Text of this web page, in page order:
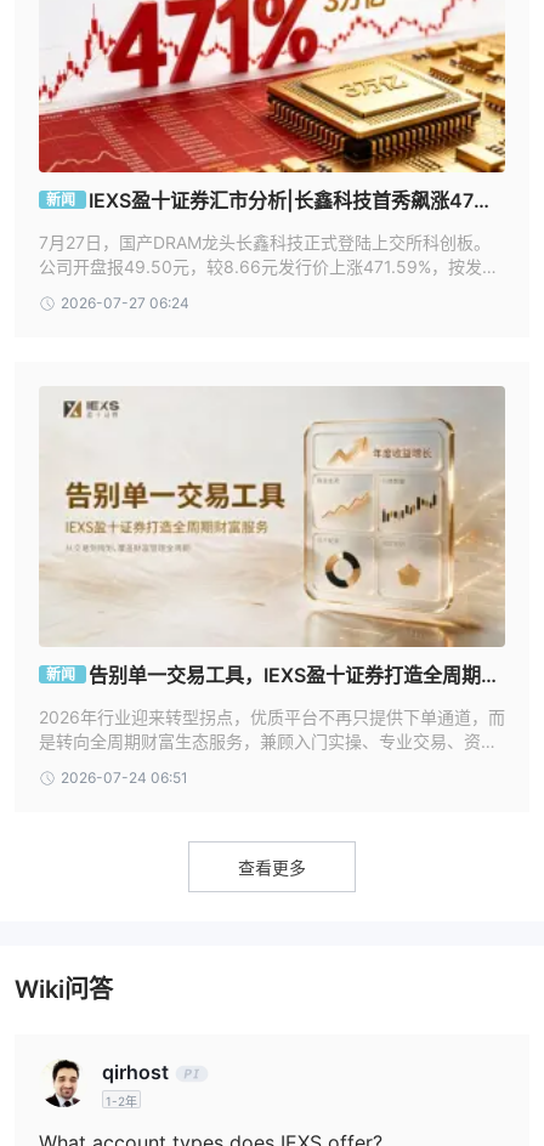
新闻
IEXS盈十证券汇市分析|长鑫科技首秀飙涨47
1%！市值超3万亿登顶A股。
7月27日，国产DRAM龙头长鑫科技正式登陆上交所科创板。
公司开盘报49.50元，较8.66元发行价上涨471.59%，按发行
超过工商银行，跃居A股上市公司总市值首位。本次发行募资
长鑫科技也因此成为A股史上最大的科技
2026-07-27 06:24
新闻
告别单一交易工具，IEXS盈十证券打造全周期财
富服务
2026年行业迎来转型拐点，优质平台不再只提供下单通道，而
是转向全周期财富生态服务，兼顾入门实操、专业交易、资金
学、专业交易者追求高效执行、机构需要定制化管理、跨境用
部设于伦敦，香港、新加坡设立分支机构，搭建覆盖亚太、欧
美市场的全球化服务网络，同时组建亚洲本地化多语种服务团
2026-07-24 06:51
查看更多
Wiki问答
qirhost
1-2年